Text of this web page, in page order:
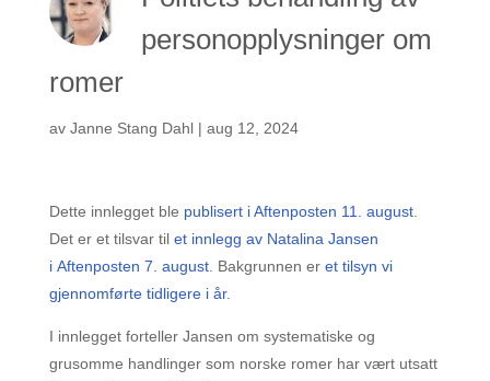
personopplysninger om
romer
av Janne Stang Dahl| aug 12, 2024
Dette innlegget ble publisert i Aftenposten 11. august.
Det er et tilsvar til et innlegg av Natalina Jansen
i Aftenposten 7. august. Bakgrunnen er et tilsyn vi
gjennomførte tidligere i år.
I innlegget forteller Jansen om systematiske og
grusomme handlinger som norske romer har vært utsatt